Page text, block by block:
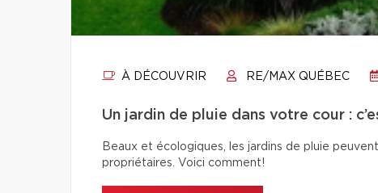
À DÉCOUVRIR RE/MAX QUÉBEC
Un jardin de pluie dans votre cour :
Beaux et écologiques, les jardins de pluie
propriétaires. Voici comment!